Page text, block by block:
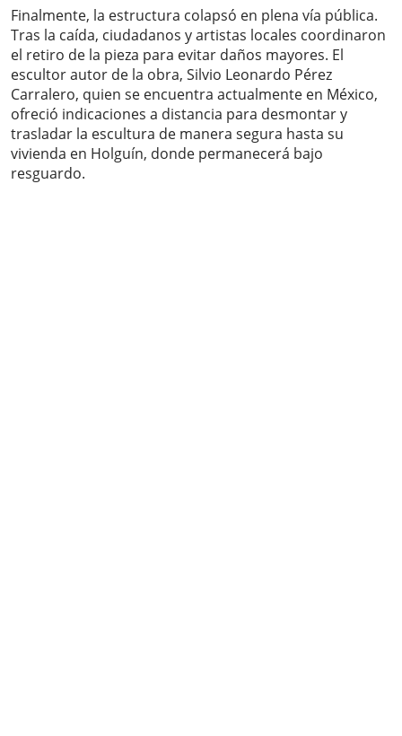
Finalmente, la estructura colapsó en plena vía pública.
Tras la caída, ciudadanos y artistas locales coordinaron
el retiro de la pieza para evitar daños mayores. El
escultor autor de la obra, Silvio Leonardo Pérez
Carralero, quien se encuentra actualmente en México,
ofreció indicaciones a distancia para desmontar y
trasladar la escultura de manera segura hasta su
vivienda en Holguín, donde permanecerá bajo
resguardo.